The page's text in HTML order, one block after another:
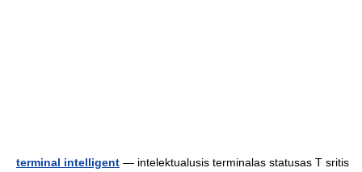
terminal intelligent — intelektualusis terminalas statusas T sritis